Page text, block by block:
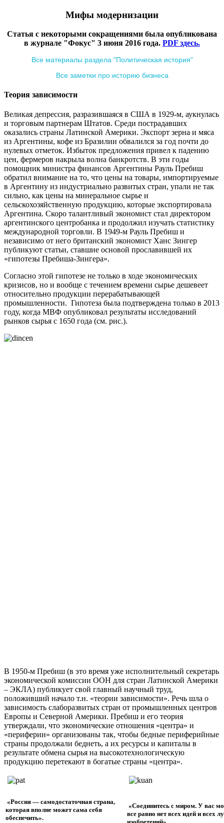
Мифы модернизации
Статья с некоторыми сокращениями была опубликована
в журнале "Фокус" 3 июня 2016 года. PDF здесь.
Все материалы раздела "Политическая история"
Все заметки про историю бизнеса
Теория зависимости
Великая депрессия, разразившаяся в США в 1929-м, аукнулась
и торговым партнерам Штатов. Среди пострадавших
оказались страны Латинской Америки. Экспорт зерна и мяса
из Аргентины, кофе из Бразилии обвалился за год почти до
нулевых отметок. Избыток предложения привел к падению
цен, фермеров накрыла волна банкротств. В эти годы
помощник министра финансов Аргентины Рауль Пребиш
обратил внимание на то, что цены на товары, импортируемые
в Аргентину из индустриально развитых стран, упали не так
сильно, как цены на минеральное сырье и
сельскохозяйственную продукцию, которые экспортировала
Аргентина. Скоро талантливый экономист стал директором
аргентинского центробанка и продолжил изучать статистику
международной торговли. В 1949-м Рауль Пребиш и
независимо от него британский экономист Ханс Зингер
публикуют статьи, ставшие основой прославившей их
«гипотезы Пребиша-Зингера».
Согласно этой гипотезе не только в ходе экономических
кризисов, но и вообще с течением времени сырье дешевеет
относительно продукции перерабатывающей
промышленности. Гипотеза была подтверждена только в 2013
году, когда МВФ опубликовал результаты исследований
рынков сырья с 1650 года (см. рис.).
В 1950-м Пребиш (в это время уже исполнительный секретарь
экономической комиссии ООН для стран Латинской Америки
– ЭКЛА) публикует свой главный научный труд,
положивший начало т.н. «теории зависимости». Речь шла о
зависимость слаборазвитых стран от промышленных центров
Европы и Северной Америки. Пребиш и его теория
утверждали, что экономические отношения «центра» и
«периферии» организованы так, чтобы бедные периферийные
страны продолжали беднеть, а их ресурсы и капиталы в
результате обмена сырья на высокотехнологическую
продукцию перетекают в богатые страны «центра».
«Россия — самодостаточная страна,
которая вполне может сама себя
обеспечить».
«Соединитесь с миром. У вас
все равно нет всех идей и всех